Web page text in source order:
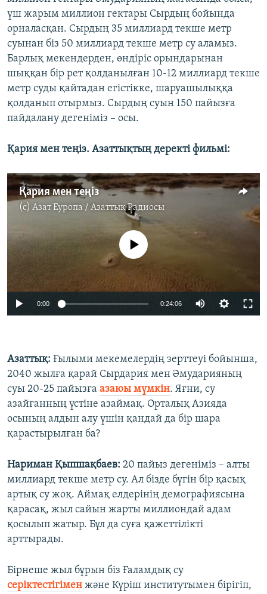
үш жарым миллион гектары Сырдың бойында
орналасқан. Сырдың 35 миллиард текше метр
суынан біз 50 миллиард текше метр су аламыз.
Барлық мекендерден, өндіріс орындарынан
шыққан бір рет қолданылған 10-12 миллиард текше
метр суды қайтадан егістікке, шаруашылыққа
қолданып отырмыз. Сырдың суын 150 пайызға
пайдалану дегеніміз – осы.
Қария мен теңіз. Азаттықтың деректі фильмі:
Қария мен теңіз
(c) Азат Еуропа / Азаттық Радиосы
No media source currently available
0:00 0:24:06
Азаттық: Ғылыми мекемелердің зерттеуі бойынша,
2040 жылға қарай Сырдария мен Әмударияның
суы 20-25 пайызға азаюы мүмкін. Яғни, су
азайғанның үстіне азаймақ. Орталық Азияда
осының алдын алу үшін қандай да бір шара
қарастырылған ба?
Нариман Қыпшақбаев: 20 пайыз дегеніміз – алты
миллиард текше метр су. Ал бізде бүгін бір қасық
артық су жоқ. Аймақ елдерінің демографиясына
қарасақ, жыл сайын жарты миллиондай адам
қосылып жатыр. Бұл да суға қажеттілікті
арттырады.
Бірнеше жыл бұрын біз Ғаламдық су
серіктестігімен және Күріш институтымен бірігіп,